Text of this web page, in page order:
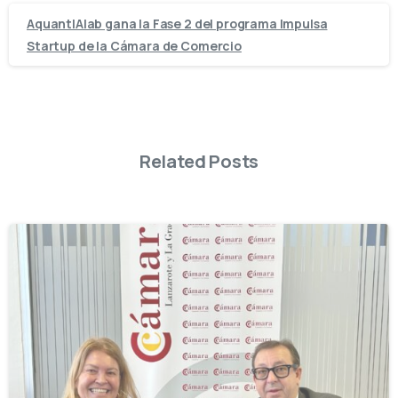
AquantIAlab gana la Fase 2 del programa Impulsa
Startup de la Cámara de Comercio
Related Posts